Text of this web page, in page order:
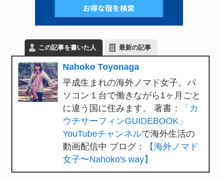
この記事を書いた人 最新の記事
Nahoko Toyonaga
平成生まれの海外ノマド女子。パ
ソコン１台で働きながら1ヶ月ごと
に違う国に住みます。 著書：
「カ
ウチサーフィンGUIDEBOOK」
YouTubeチャンネルで海外生活の
動画配信中 ブログ：
【海外ノマド
女子〜Nahoko's way】